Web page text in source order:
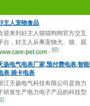
主人宠物食品
迎来到好主人猫猫狗狗官方交互
台，好主人从事宠物犬、猫、观
鱼和观赏鸟食品的研发、生产。
这里我们可以了解到关于猫猫狗
的一切知识和医疗保健交友信
，爱狗狗，爱猫猫-是我们不变的
号。
pet.com -
扬电气电表厂家,预付费电表,智能
表,插卡电表
江天扬电气科技有限公司是致力
研发生产电力电子产品的科技型
业。公司主要从事:电表、预付费